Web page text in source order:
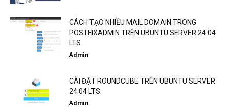
CÁCH TẠO NHIỀU MAIL DOMAIN TRONG
POSTFIXADMIN TRÊN UBUNTU SERVER 24.04
LTS.
Admin
CÀI ĐẶT ROUNDCUBE TRÊN UBUNTU SERVER
24.04 LTS.
Admin